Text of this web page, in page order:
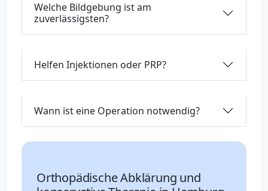
Welche Bildgebung ist am
zuverlässigsten?
Helfen Injektionen oder PRP?
Wann ist eine Operation notwendig?
Orthopädische Abklärung und